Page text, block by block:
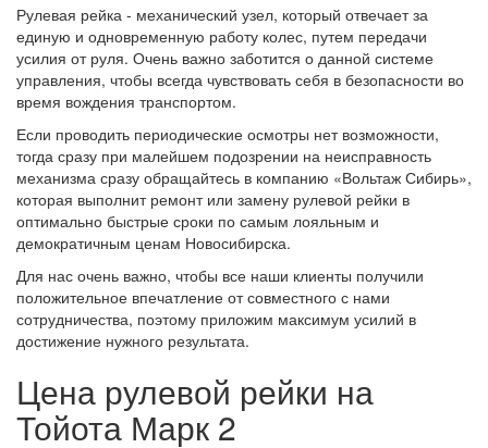
Рулевая рейка - механический узел, который отвечает за
единую и одновременную работу колес, путем передачи
усилия от руля. Очень важно заботится о данной системе
управления, чтобы всегда чувствовать себя в безопасности во
время вождения транспортом.
Если проводить периодические осмотры нет возможности,
тогда сразу при малейшем подозрении на неисправность
механизма сразу обращайтесь в компанию «Вольтаж Сибирь»,
которая выполнит ремонт или замену рулевой рейки в
оптимально быстрые сроки по самым лояльным и
демократичным ценам Новосибирска.
Для нас очень важно, чтобы все наши клиенты получили
положительное впечатление от совместного с нами
сотрудничества, поэтому приложим максимум усилий в
достижение нужного результата.
Цена рулевой рейки на
Тойота Марк 2